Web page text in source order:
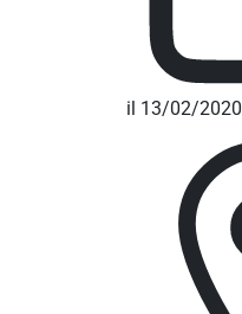
il 13/02/2020